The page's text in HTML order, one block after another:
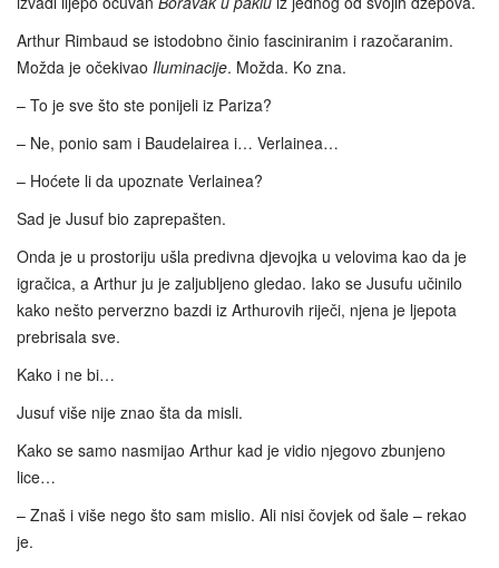
Arthur Rimbaud se istodobno činio fasciniranim i razočaranim.
Možda je očekivao Iluminacije. Možda. Ko zna.
– To je sve što ste ponijeli iz Pariza?
– Ne, ponio sam i Baudelairea i… Verlainea…
– Hoćete li da upoznate Verlainea?
Sad je Jusuf bio zaprepašten.
Onda je u prostoriju ušla predivna djevojka u velovima kao da je
igračica, a Arthur ju je zaljubljeno gledao. Iako se Jusufu učinilo
kako nešto perverzno bazdi iz Arthurovih riječi, njena je ljepota
prebrisala sve.
Kako i ne bi…
Jusuf više nije znao šta da misli.
Kako se samo nasmijao Arthur kad je vidio njegovo zbunjeno
lice…
– Znaš i više nego što sam mislio. Ali nisi čovjek od šale – rekao
je.